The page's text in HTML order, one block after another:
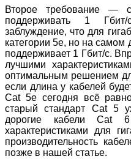
Второе требование —
поддерживать 1 Гбит/
заблуждение, что для
категории 5e, но на самом
поддерживает 1 Гбит/с.
лучшими
оптимальным решением
если длина у кабелей
Cat 5e сегодня всё
старый стандарт Cat 5
дорогие кабели Cat
характеристиками для
производительность
позже в нашей статье.